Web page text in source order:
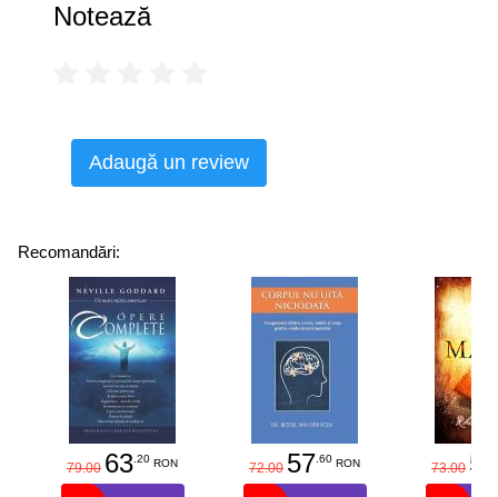
Notează
Adaugă un review
Recomandări:
79.00 63.20 RON 72.00 57.60 RON 73.00 58